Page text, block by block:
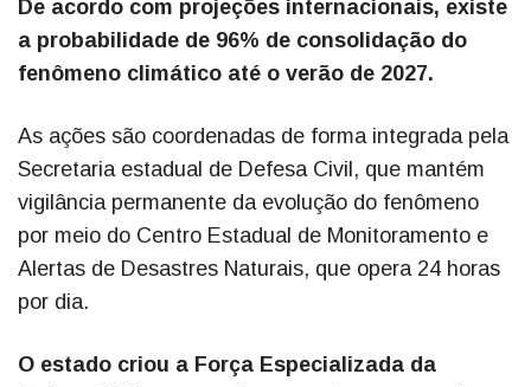
De acordo com projeções internacionais, existe
a probabilidade de 96% de consolidação do
fenômeno climático até o verão de 2027.
As ações são coordenadas de forma integrada pela
Secretaria estadual de Defesa Civil, que mantém
vigilância permanente da evolução do fenômeno
por meio do Centro Estadual de Monitoramento e
Alertas de Desastres Naturais, que opera 24 horas
por dia.
O estado criou a Força Especializada da